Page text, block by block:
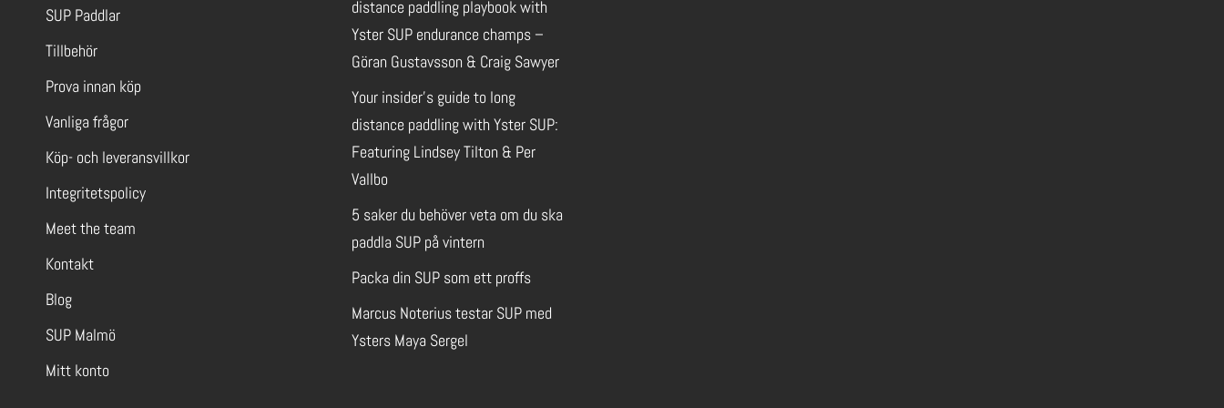
SUP Paddlar
Tillbehör
Prova innan köp
Vanliga frågor
Köp- och leveransvillkor
Integritetspolicy
Meet the team
Kontakt
Blog
SUP Malmö
Mitt konto
distance paddling playbook with
Yster SUP endurance champs –
Göran Gustavsson & Craig Sawyer
Your insider’s guide to long
distance paddling with Yster SUP:
Featuring Lindsey Tilton & Per
Vallbo
5 saker du behöver veta om du ska
paddla SUP på vintern
Packa din SUP som ett proffs
Marcus Noterius testar SUP med
Ysters Maya Sergel